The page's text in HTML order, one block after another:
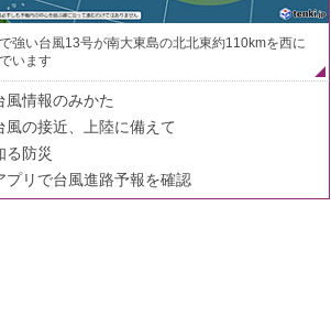
強い台風13号が南大東島の北北東約110kmを西に
います
風情報のみかた
風の接近、上陸に備えて
る防災
プリで台風進路予報を確認